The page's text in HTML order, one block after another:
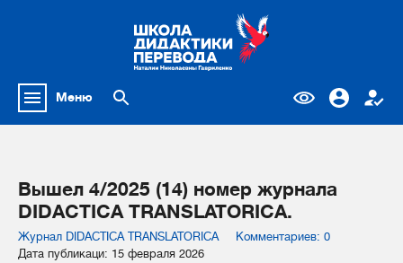
Меню
Вышел 4/2025 (14) номер журнала
DIDACTICA TRANSLATORICA.
Журнал DIDACTICA TRANSLATORICA
Комментариев: 0
Дата публикаци: 15 февраля 2026